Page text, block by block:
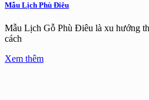
Mẫu Lịch Phù Điêu
Mẫu Lịch Gỗ Phù Điêu là xu hướng
cách
Xem thêm